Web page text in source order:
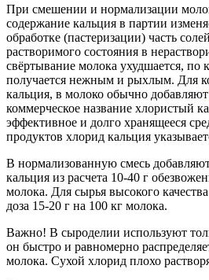
При смешении и нормализации
содержание кальция в партии
обработке (пастеризации) часть
растворимого состояния в
свёртывание молока ухудшается, по
получается нежным и рыхлым. Для
кальция, в молоко обычно добавляют
коммерческое название хлористый
эффективное и долго хранящееся
продуктов хлорид кальция
В нормализованную смесь
кальция из расчета 10-40 г
молока. Для сырья высокого
доза 15-20 г на 100 кг молока.
Важно! В сыроделии используют
он быстро и равномерно
молока. Сухой хлорид плохо